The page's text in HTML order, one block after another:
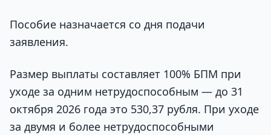
Пособие назначается со дня подачи
заявления.
Размер выплаты составляет 100% БПМ при
уходе за одним нетрудоспособным — до 31
октября 2026 года это 530,37 рубля. При уходе
за двумя и более нетрудоспособными